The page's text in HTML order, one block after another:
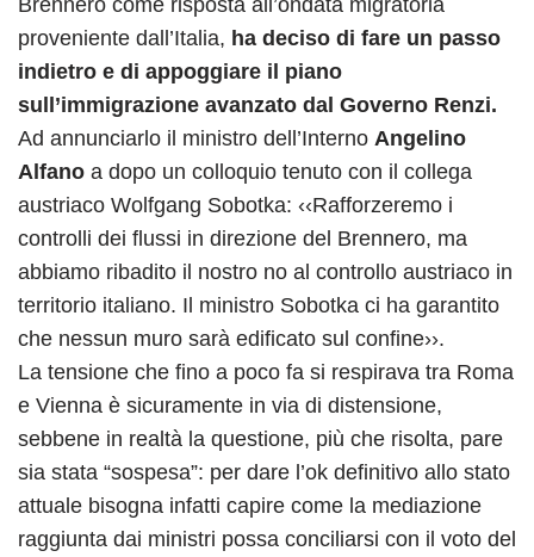
proveniente dall’Italia, ha deciso di fare un passo
indietro e di appoggiare il piano
sull’immigrazione avanzato dal Governo Renzi.
Ad annunciarlo il ministro dell’Interno Angelino
Alfano a dopo un colloquio tenuto con il collega
austriaco Wolfgang Sobotka: ‹‹Rafforzeremo i
controlli dei flussi in direzione del Brennero, ma
abbiamo ribadito il nostro no al controllo austriaco in
territorio italiano. Il ministro Sobotka ci ha garantito
che nessun muro sarà edificato sul confine››.
La tensione che fino a poco fa si respirava tra Roma
e Vienna è sicuramente in via di distensione,
sebbene in realtà la questione, più che risolta, pare
sia stata “sospesa”: per dare l’ok definitivo allo stato
attuale bisogna infatti capire come la mediazione
raggiunta dai ministri possa conciliarsi con il voto del